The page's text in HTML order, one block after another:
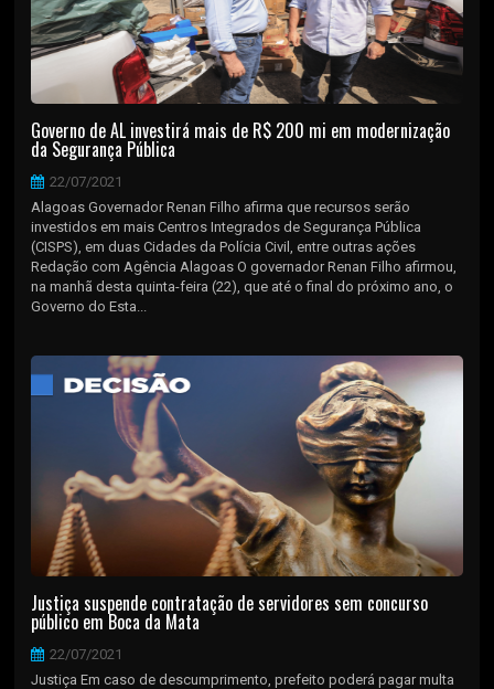
Governo de AL investirá mais de R$ 200 mi em modernização
da Segurança Pública
22/07/2021
Alagoas Governador Renan Filho afirma que recursos serão
investidos em mais Centros Integrados de Segurança Pública
(CISPS), em duas Cidades da Polícia Civil, entre outras ações
Redação com Agência Alagoas O governador Renan Filho afirmou,
na manhã desta quinta-feira (22), que até o final do próximo ano, o
Governo do Esta...
Justiça suspende contratação de servidores sem concurso
público em Boca da Mata
22/07/2021
Justiça Em caso de descumprimento, prefeito poderá pagar multa